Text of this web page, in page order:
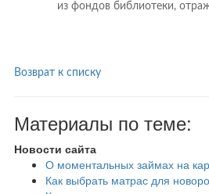
из фондов библиотеки,
Возврат к списку
Материалы по теме:
Новости сайта
О моментальных займах на
Как выбрать матрас для